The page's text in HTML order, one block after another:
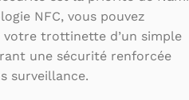
NFC, vous pouvez
trottinette d’un simple
une sécurité renforcée
surveillance.